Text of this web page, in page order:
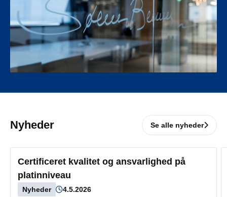
Nyheder Se alle nyheder
Certificeret kvalitet og ansvarlighed på
platinniveau
Nyheder 4.5.2026